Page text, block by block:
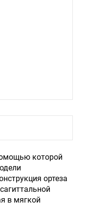
которой
ортеза
в мягкой